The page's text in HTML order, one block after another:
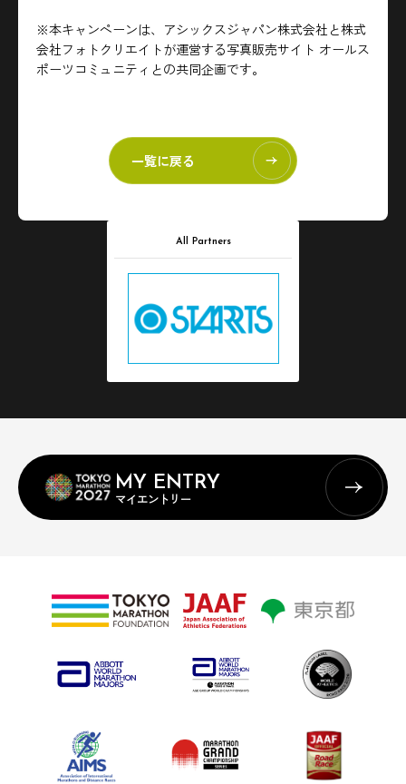
※本キャンペーンは、アシックスジャパン株式会社と株式
会社フォトクリエイトが運営する写真販売サイト オールス
ポーツコミュニティとの共同企画です。
一覧に戻る
All Partners
MY ENTRY
マイエントリー